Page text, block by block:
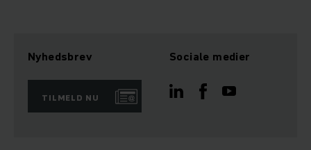
Nyhedsbrev
TILMELD NU
Sociale medier